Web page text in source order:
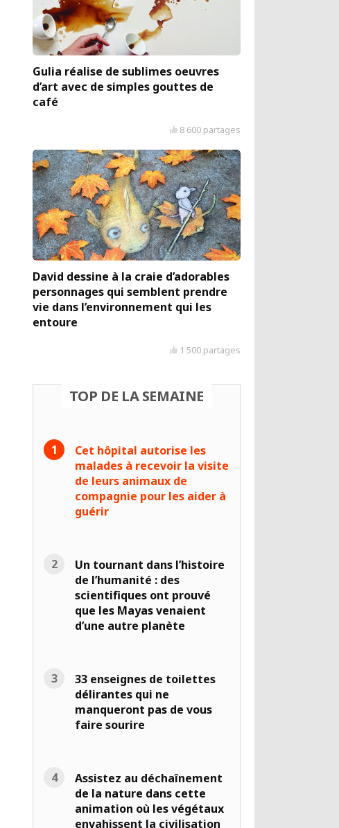
Gulia réalise de sublimes oeuvres
d’art avec de simples gouttes de
café
8 600 partages
David dessine à la craie d’adorables
personnages qui semblent prendre
vie dans l’environnement qui les
entoure
1 500 partages
TOP DE LA SEMAINE
Cet hôpital autorise les
malades à recevoir la visite
de leurs animaux de
compagnie pour les aider à
guérir
Un tournant dans l’histoire
de l’humanité : des
scientifiques ont prouvé
que les Mayas venaient
d’une autre planète
33 enseignes de toilettes
délirantes qui ne
manqueront pas de vous
faire sourire
Assistez au déchaînement
de la nature dans cette
animation où les végétaux
envahissent la civilisation